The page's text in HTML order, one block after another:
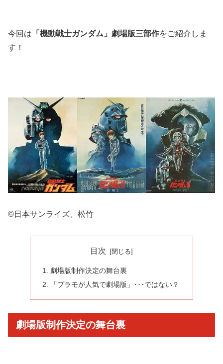
今回は 「機動戦士ガンダム」劇場版三部作をご紹介しま
す！
©日本サンライズ、松竹
目次
劇場版制作決定の舞台裏
「プラモが人気で劇場版」･･･ではない？
劇場版制作決定の舞台裏